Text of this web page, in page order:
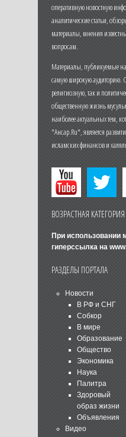
оперативную новостную
аналитические статьи,
материалы, мнения
вопросам.
Материалы, публикуемые
самую широкую аудиторию.
религиозную, так и
общественную жизнь
наиболее актуальных тем,
"Ансар.Ru", является
исламских финансов и
ВОЗРАСТНАЯ
При использовании
гиперссылка на
РАЗДЕЛЫ ПОРТАЛА
Новости
В РФ и СНГ
Собкор
В мире
Образование
Общество
Экономика
Наука
Палитра
Здоровый
образ жизни
Объявления
Видео